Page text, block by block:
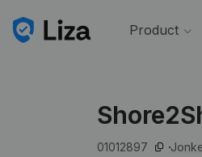
Product
01012897